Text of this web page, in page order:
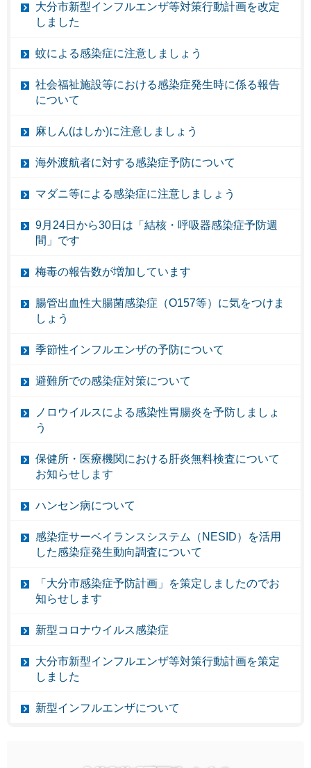
大分市新型インフルエンザ等対策行動計画を改定
しました
蚊による感染症に注意しましょう
社会福祉施設等における感染症発生時に係る報告
について
麻しん(はしか)に注意しましょう
海外渡航者に対する感染症予防について
マダニ等による感染症に注意しましょう
9月24日から30日は「結核・呼吸器感染症予防週
間」です
梅毒の報告数が増加しています
腸管出血性大腸菌感染症（O157等）に気をつけま
しょう
季節性インフルエンザの予防について
避難所での感染症対策について
ノロウイルスによる感染性胃腸炎を予防しましょ
う
保健所・医療機関における肝炎無料検査について
お知らせします
ハンセン病について
感染症サーベイランスシステム（NESID）を活用
した感染症発生動向調査について
「大分市感染症予防計画」を策定しましたのでお
知らせします
新型コロナウイルス感染症
大分市新型インフルエンザ等対策行動計画を策定
しました
新型インフルエンザについて